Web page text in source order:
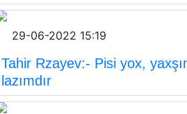
29-06-2022 15:19
Tahir Rzayev:- Pisi yox,
lazımdır